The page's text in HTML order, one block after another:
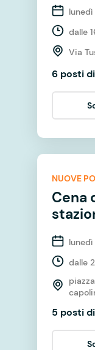
dalle
Via
6 posti
NUOVE
Cena
dalle
5 posti